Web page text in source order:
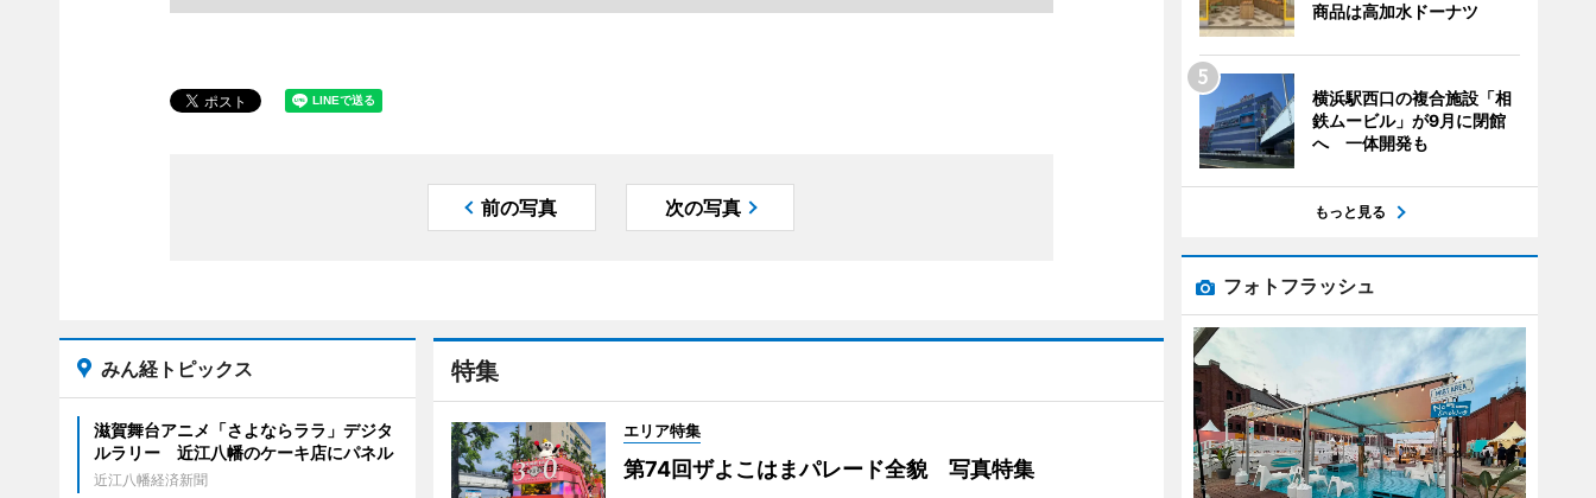
前の写真 次の写真
特集
エリア特集
第74回ザよこはまパレード全貌 写真特集
みん経トピックス
滋賀舞台アニメ「さよならララ」デジタ
ルラリー 近江八幡のケーキ店にパネル
近江八幡経済新聞
商品は高加水ドーナツ
横浜駅西口の複合施設「相
鉄ムービル」が9月に閉館
へ 一体開発も
もっと見る
フォトフラッシュ